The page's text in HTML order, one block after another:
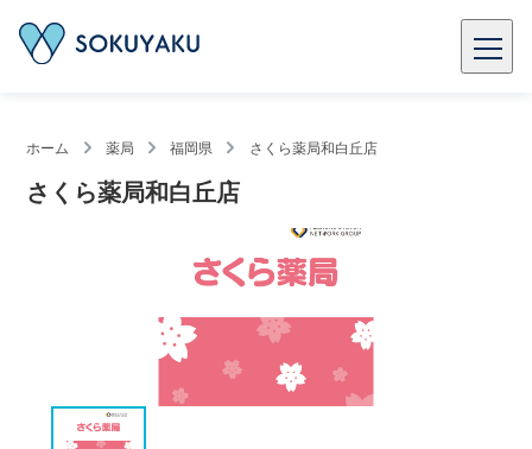
ホーム 薬局 福岡県 さくら薬局和白丘店
さくら薬局和白丘店